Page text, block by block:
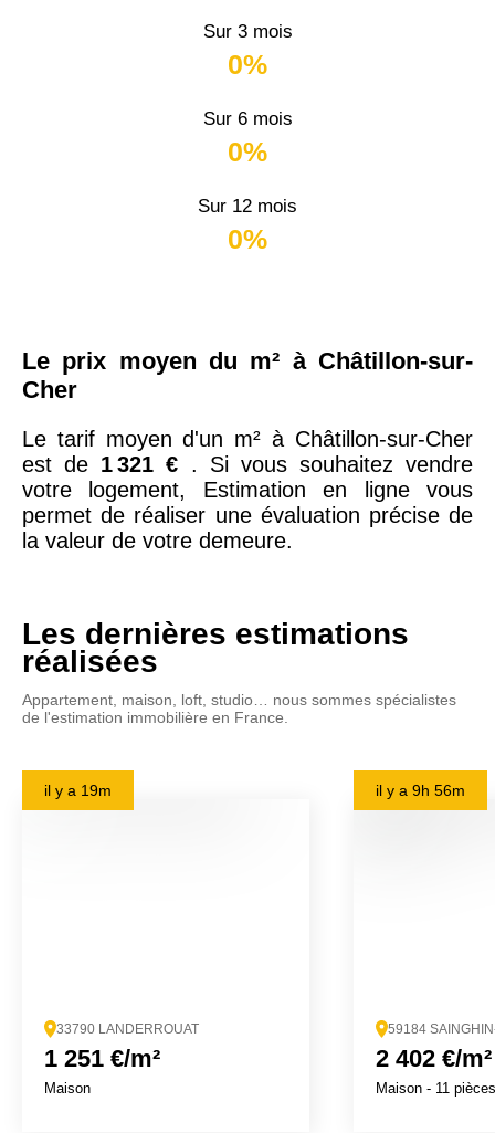
Sur 3 mois
0%
Sur 6 mois
0%
Sur 12 mois
0%
Le prix moyen du m² à Châtillon-sur-
Cher
Le tarif moyen d'un m² à Châtillon-sur-Cher
est de 1 321 € . Si vous souhaitez vendre
votre logement, Estimation en ligne vous
permet de réaliser une évaluation précise de
la valeur de votre demeure.
Les dernières estimations
réalisées
Appartement, maison, loft, studio… nous sommes spécialistes
de l'estimation immobilière en France.
il y a 19m
33790 LANDERROUAT
1 251 €/m²
Maison
il y a 9h 56m
59184
2 402 €/m²
Maison - 11 pièces